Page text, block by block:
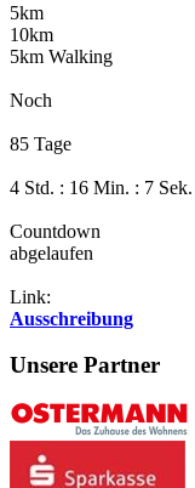
5km
10km
5km Walking
Noch
85 Tage
4 Std. : 16 Min. : 7 Sek.
Countdown
abgelaufen
Link:
Ausschreibung
Unsere Partner